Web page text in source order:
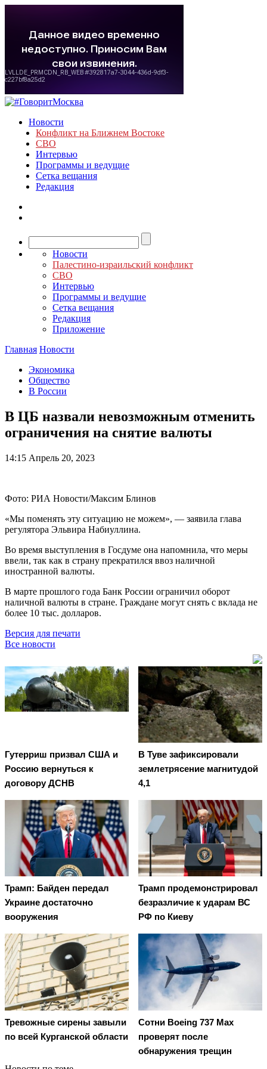
Новости
Конфликт на Ближнем Востоке
СВО
Интервью
Программы и ведущие
Сетка вещания
Редакция
Новости
Палестино-израильский конфликт
СВО
Интервью
Программы и ведущие
Сетка вещания
Редакция
Приложение
Главная Новости
Экономика
Общество
В России
В ЦБ назвали невозможным отменить
ограничения на снятие валюты
14:15 Апрель 20, 2023
Фото: РИА Новости/Максим Блинов
«Мы поменять эту ситуацию не можем», — заявила глава
регулятора Эльвира Набиуллина.
Во время выступления в Госдуме она напомнила, что меры
ввели, так как в страну прекратился ввоз наличной
иностранной валюты.
В марте прошлого года Банк России ограничил оборот
наличной валюты в стране. Граждане могут снять с вклада не
более 10 тыс. долларов.
Версия для печати
Все новости
Гутерриш призвал США и
Россию вернуться к
договору ДСНВ
В Туве зафиксировали
землетрясение магнитудой
4,1
Трамп: Байден передал
Украине достаточно
вооружения
Трамп продемонстрировал
безразличие к ударам ВС
РФ по Киеву
Тревожные сирены завыли
по всей Курганской области
Сотни Boeing 737 Max
проверят после
обнаружения трещин